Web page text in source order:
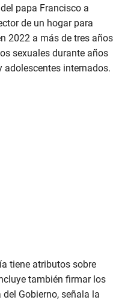
papa Francisco a
de un hogar para
2022 a más de tres años
sexuales durante años
adolescentes internados.
tiene atributos sobre
también firmar los
Gobierno, señala la